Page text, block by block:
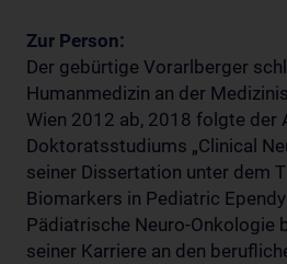
Zur Person:
Der gebürtige Vorarlberger
Humanmedizin an der
Wien 2012 ab, 2018 folgte der
Doktoratsstudiums „Clinical
seiner Dissertation unter dem
Biomarkers in Pediatric
Pädiatrische Neuro-Onkologie
seiner Karriere an den